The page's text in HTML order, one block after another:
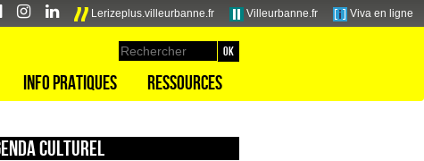
Lerizeplus.villeurbanne.fr Villeurbanne.fr Viva en ligne
Info pratiques Ressources
culturel